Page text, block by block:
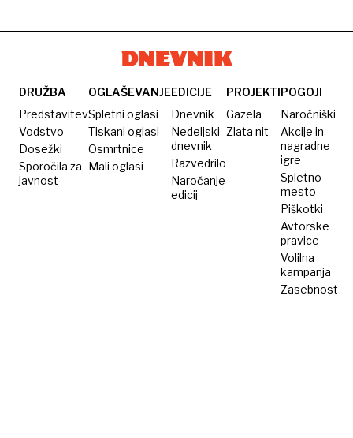
najsrečnejša.
DRUŽBA
Predstavitev
Vodstvo
Dosežki
Sporočila za
javnost
OGLAŠEVANJE
Spletni oglasi
Tiskani oglasi
Osmrtnice
Mali oglasi
EDICIJE
Dnevnik
Nedeljski
dnevnik
Razvedrilo
Naročanje
edicij
PROJEKTI
Gazela
Zlata nit
POGOJI
Naročniški
Akcije in
nagradne
igre
Spletno
mesto
Piškotki
Avtorske
pravice
Volilna
kampanja
Zasebnost